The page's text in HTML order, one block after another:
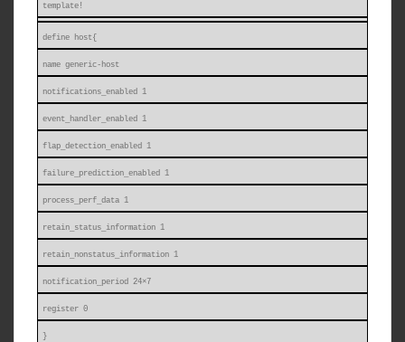
template!
define host{
name generic-host
notifications_enabled 1
event_handler_enabled 1
flap_detection_enabled 1
failure_prediction_enabled 1
process_perf_data 1
retain_status_information 1
retain_nonstatus_information 1
notification_period 24×7
register 0
}